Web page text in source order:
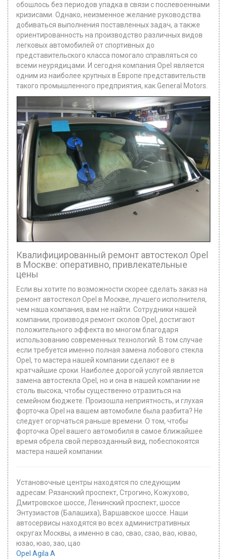
обошлось без периодов упадка в связи с послевоенными
кризисами. Однако, неизменное желание руководства
добиваться выполнения поставленных задач, а также
ориентированность на производство различных видов
легковых автомобилей от спортивных до
представительского класса помогало справляться со
всеми неурядицами. И сегодня компания Opel является
одним из наиболее крупных в Европе представительств
такого промышленного предприятия, как General Motors.
Квалифицированный ремонт автостекол Opel
в Москве: оперативно, привлекательные
цены
Если вы хотите по возможности скорее сделать заказ на
ремонт автостекол Opel в Москве, лучшего исполнителя,
чем наша компания, вам не найти. Сотрудники нашей
компании, производя ремонт сколов Opel, достигают
положительного эффекта во многом благодаря
использованию современных технологий. В том случае
если требуется именно полная замена лобового стекла
Opel, то мастера нашей компании сделают ее в
кратчайшие сроки. Наиболее дорогой услугой является
замена автостекла Opel, но и она в нашей компании не
столь высока, чтобы существенно отразиться на
семейном бюджете. Произошла неприятность, и глухая
форточка Opel на вашем автомобиле была разбита? Не
следует огорчаться раньше времени. О том, чтобы
форточка Opel вашего автомобиля в самое ближайшее
время обрела свой первозданный вид, побеспокоятся
мастера нашей компании.
Установочные центры находятся по следующим
адресам: Рязанский проспект, Строгино, Кожухово,
Дмитровское шоссе, Ленинский проспект, шоссе
Энтузиастов (Балашиха), Варшавское шоссе. Наши
автосервисы находятся во всех административных
округах Москвы, а именно в сао, свао, сзао, вао, ювао,
юзао, юао, зао, цао
Opel Agila A